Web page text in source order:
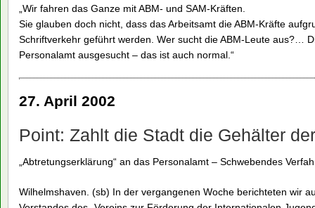
„Wir fahren das Ganze mit ABM- und SAM-Kräften.
Sie glauben doch nicht, dass das Arbeitsamt die ABM-Kräfte
Schriftverkehr geführt werden. Wer sucht die ABM-Leute aus?…
Personalamt ausgesucht – das ist auch normal.“
27. April 2002
Point: Zahlt die Stadt die Gehälter
„Abtretungserklärung“ an das Personalamt – Schwebendes
Wilhelmshaven. (sb) In der vergangenen Woche berichteten wir